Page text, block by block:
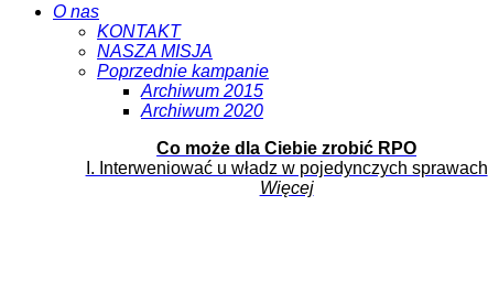
O nas
KONTAKT
NASZA MISJA
Poprzednie kampanie
Archiwum 2015
Archiwum 2020
Co może dla Ciebie zrobić RPO
I. Interweniować u władz w pojedynczych sprawach
Więcej